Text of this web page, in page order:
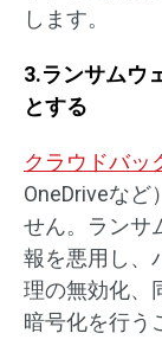
します。
3.ランサムウ
とする
クラウドバッ
OneDriveなど
せん。ランサ
報を悪用し、
理の無効化、
暗号化を行う